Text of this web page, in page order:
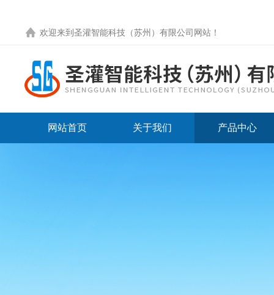
欢迎来到圣灌智能科技（苏州）有限公司网站！
网站首页 关于我们 产品中心